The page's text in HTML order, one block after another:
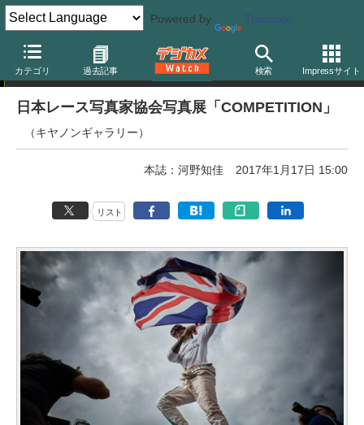
Powered by Translate
カテゴリ 過去記事 検索 Impressサイト
写真展告知
日本レース写真家協会写真展「COMPETITION」
（キヤノンギャラリー）
本誌：河野知佳 2017年1月17日 15:00
リスト